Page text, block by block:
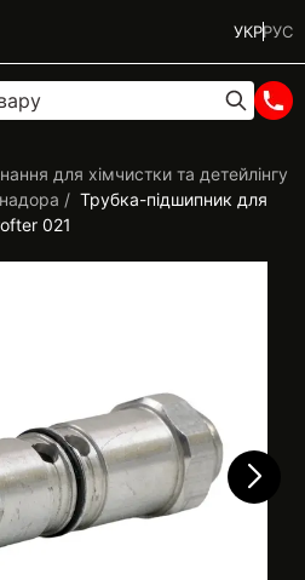
УКРРУС
для хімчистки та детейлінгу
Трубка-підшипник для
021